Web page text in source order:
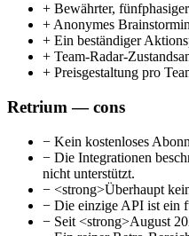
+ Bewährter,
+ Anonymes
+ Ein beständiger
+ Team-Radar-
+ Preisgestaltung pro
Retrium — cons
− Kein kostenloses
− Die Integrationen
nicht unterstützt.
− <strong>Überhaupt
− Die einzige API ist ein
− Seit <strong>August